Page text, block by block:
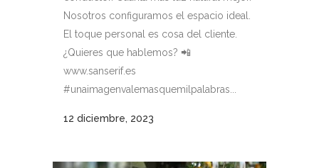
Nosotros configuramos el espacio ideal.
El toque personal es cosa del cliente.
¿Quieres que hablemos? 📲
www.sanserif.es
#unaimagenvalemasquemilpalabras...
12 diciembre, 2023